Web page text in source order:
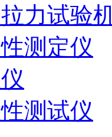
力试验
测定仪
测试仪